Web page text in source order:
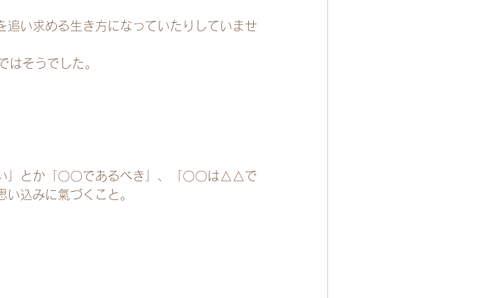
い求める生き方になっていたりしていませ
はそうでした。
」とか「〇〇であるべき」、「〇〇は△△で
込みに氣づくこと。